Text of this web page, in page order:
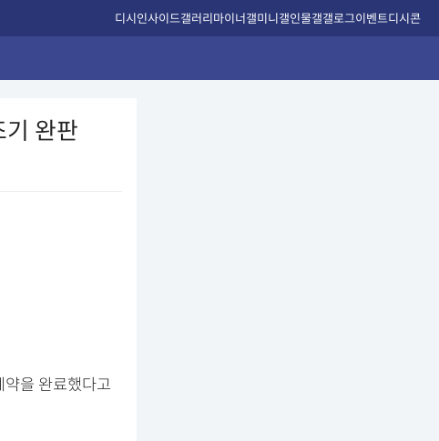
디시인사이드갤러리마이너갤미니갤인물갤갤로그이벤트디시콘
기 완판
약을 완료했다고